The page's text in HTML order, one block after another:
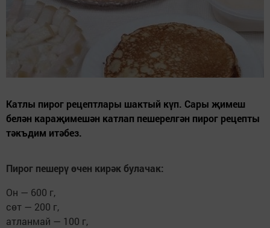
Катлы пирог рецептлары шактый күп. Сары җимеш
белән караҗимешән катлап пешерелгән пирог рецепты
тәкъдим итәбез.
Пирог пешерү өчен кирәк булачак:
Он — 600 г,
сөт — 200 г,
атланмай — 100 г,